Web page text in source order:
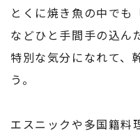
とくに焼き魚の中でも
などひと手間手の込ん
特別な気分になれて、
う。
エスニックや多国籍料